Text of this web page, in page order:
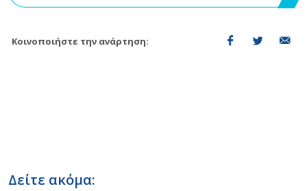
Κοινοποιήστε την ανάρτηση:
Δείτε ακόμα: